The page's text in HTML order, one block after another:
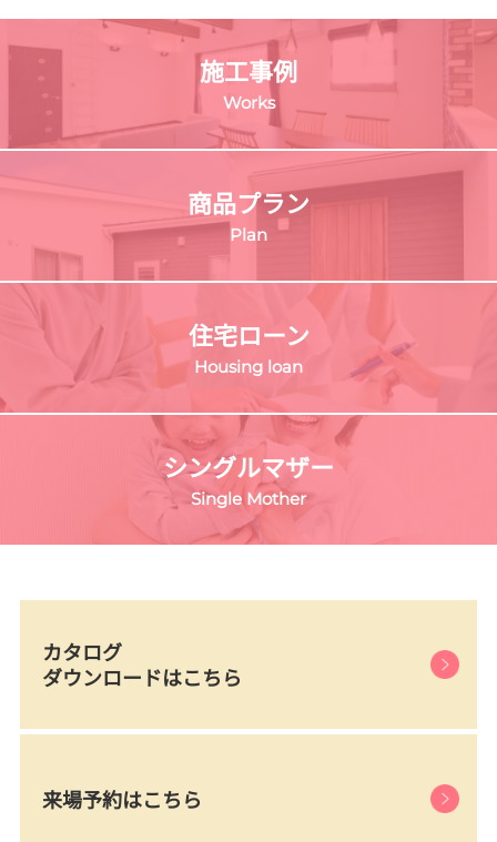
施工事例
Works
商品プラン
Plan
住宅ローン
Housing loan
シングルマザー
Single Mother
カタログ
ダウンロードはこちら
来場予約はこちら